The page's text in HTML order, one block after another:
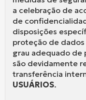
a celebração de
de
disposições
proteção de
grau adequado de
são devidamente
transferência
USUÁRIOS.